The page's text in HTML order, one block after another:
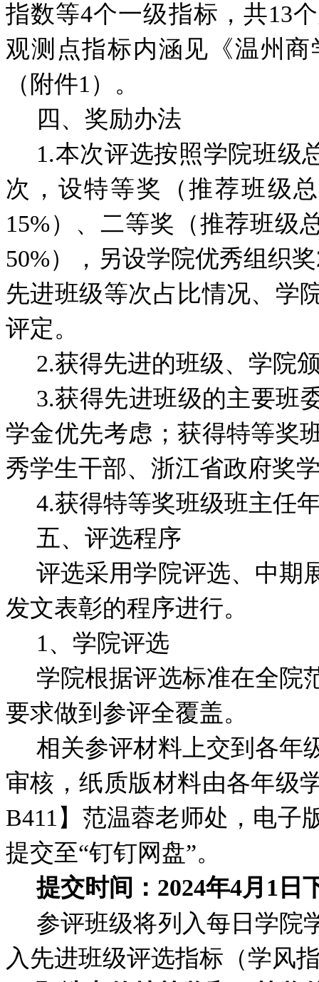
指数等4个一级指标，共13
观测点指标内涵见《温州
（附件1）。
四、奖励办法
1.本次评选按照学院班级
次，设特等奖（推荐班级
15%）、二等奖（推荐班级
50%），另设学院优秀组织
先进班级等次占比情况、学
评定。
2.获得先进的班级、学院
3.获得先进班级的主要班
学金优先考虑；获得特等奖
秀学生干部、浙江省政府奖
4.获得特等奖班级班主任
五、评选程序
评选采用学院评选、中期
发文表彰的程序进行。
1、学院评选
学院根据评选标准在全院
要求做到参评全覆盖。
相关参评材料上交到各年
审核，纸质版材料由各年级
B411】范温蓉老师处，电子
提交至“钉钉网盘”。
提交时间：2024年4月1日
参评班级将列入每日学院
入先进班级评选指标（学风